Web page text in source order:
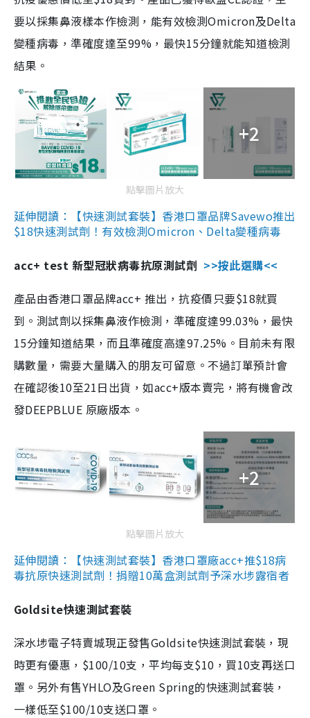
要以採集鼻液樣本作檢測，能有效檢測Omicron及Delta
變種病毒，準確度達至99%，最快15分鐘就能知道檢測
結果。
+2
點擊圖片放大
延伸閱讀：【快速測試套裝】香港口罩品牌Savewo推出
$18快速測試劑！有效檢測Omicron、Delta變種病毒
acc+ test 新型冠狀病毒抗原測試劑 >>按此選購<<
產品由香港口罩品牌acc+ 推出，抗疫價只要$18就買
到。測試劑以採集鼻液作檢測，準確度達99.03%，最快
15分鐘知道結果，而且準確度高達97.25%。目前未有限
購數量，需要大量購入的朋友可留意。不過訂單預計會
在確認後10至21日出貨，如acc+版本賣完，將有機會改
發DEEPBLUE 原廠版本。
+2
點擊圖片放大
延伸閱讀：【快速測試套裝】香港口罩廠acc+推$18病
毒抗原快速測試劑！捐贈10萬盒測試劑予深水埗露宿者
Goldsite快速測試套裝
深水埗電子特賣城現正發售Goldsite快速測試套裝，現
時更有優惠，$100/10支，平均每支$10，買10支再送口
罩。另外有售YHLO及Green Spring的快速測試套裝，
一樣低至$100/10支送口罩。